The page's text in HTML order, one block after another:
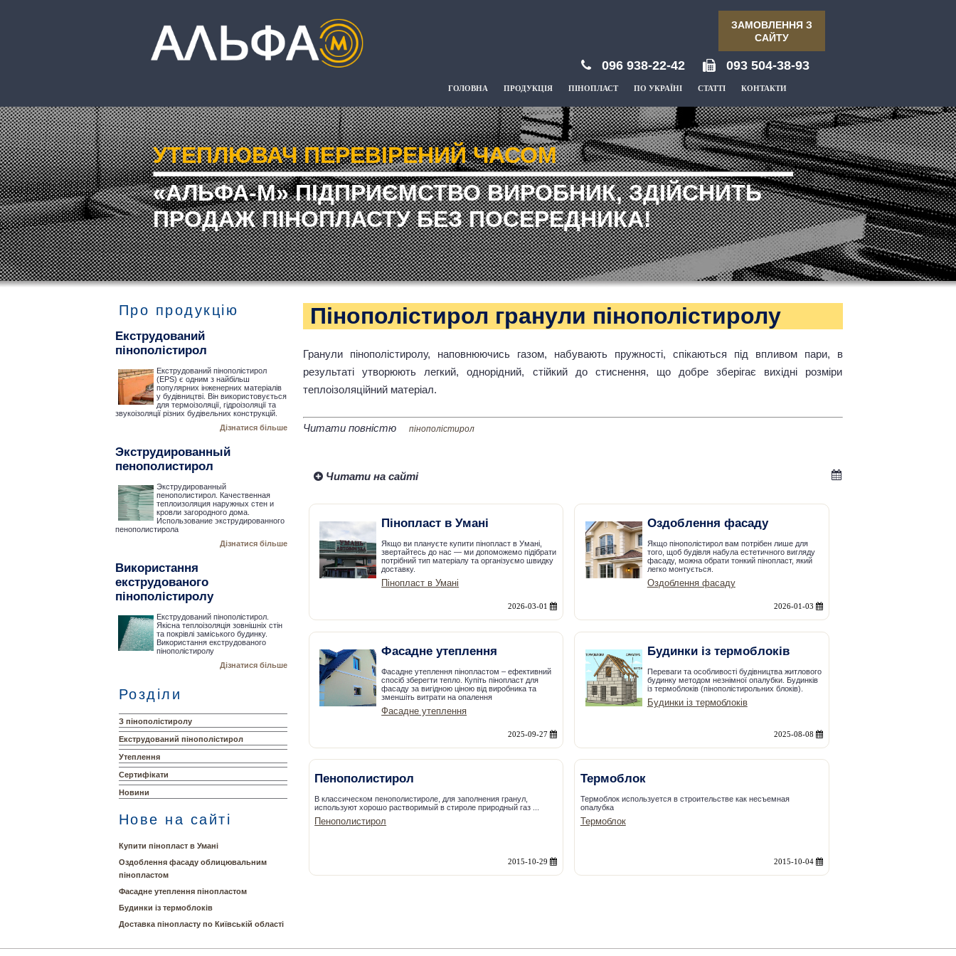
ЗАМОВЛЕННЯ З
САЙТУ
096 938-22-42 093 504-38-93
ГОЛОВНА ПРОДУКЦІЯ ПІНОПЛАСТ ПО УКРАЇНІ СТАТТІ КОНТАКТИ
УТЕПЛЮВАЧ ПЕРЕВІРЕНИЙ ЧАСОМ
«АЛЬФА-М» ПІДПРИЄМСТВО ВИРОБНИК, ЗДІЙСНИТЬ
ПРОДАЖ ПІНОПЛАСТУ БЕЗ ПОСЕРЕДНИКА!
Про продукцію
Екструдований
пінополістирол
Екструдований пінополістирол
(EPS) є одним з найбільш
популярних інженерних матеріалів
у будівництві. Він використовується
для термоізоляції, гідроізоляції та
звукоізоляції різних будівельних конструкцій.
Дізнатися більше
Экструдированный
пенополистирол
Экструдированный
пенополистирол. Качественная
теплоизоляция наружных стен и
кровли загородного дома.
Использование экструдированного
пенополистирола
Дізнатися більше
Використання
екструдованого
пінополістиролу
Екструдований пінополістирол.
Якісна теплоізоляція зовнішніх стін
та покрівлі заміського будинку.
Використання екструдованого
пінополістиролу
Дізнатися більше
Розділи
З пінополістиролу
Екструдований пінополістирол
Утеплення
Сертифікати
Новини
Нове на сайті
Купити пінопласт в Умані
Оздоблення фасаду облицювальним
пінопластом
Фасадне утеплення пінопластом
Будинки із термоблоків
Доставка пінопласту по Київській області
Пінополістирол гранули пінополістиролу
Гранули пінополістиролу, наповнюючись газом, набувають пружності, спікаються під впливом пари, в
результаті утворюють легкий, однорідний, стійкий до стиснення, що добре зберігає вихідні розміри
теплоізоляційний матеріал.
Читати повністю пінополістирол
Читати на сайті
Пінопласт в Умані
Якщо ви плануєте купити пінопласт в Умані,
звертайтесь до нас — ми допоможемо підібрати
потрібний тип матеріалу та організуємо швидку
доставку.
Пінопласт в Умані
2026-03-01
Оздоблення фасаду
Якщо пінополістирол вам потрібен лише для
того, щоб будівля набула естетичного вигляду
фасаду, можна обрати тонкий пінопласт, який
легко монтується.
Оздоблення фасаду
2026-01-03
Фасадне утеплення
Фасадне утеплення пінопластом – ефективний
спосіб зберегти тепло. Купіть пінопласт для
фасаду за вигідною ціною від виробника та
зменшіть витрати на опалення
Фасадне утеплення
2025-09-27
Будинки із термоблоків
Переваги та особливості будівництва житлового
будинку методом незнімної опалубки. Будинків
із термоблоків (пінополістирольних блоків).
Будинки із термоблоків
2025-08-08
Пенополистирол
В классическом пенополистироле, для заполнения гранул,
используют хорошо растворимый в стироле природный газ ...
Пенополистирол
2015-10-29
Термоблок
Термоблок используется в строительстве как несъемная
опалубка
Термоблок
2015-10-04